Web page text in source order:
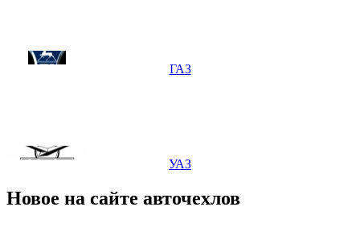
ГАЗ
УАЗ
Новое на сайте авточехлов